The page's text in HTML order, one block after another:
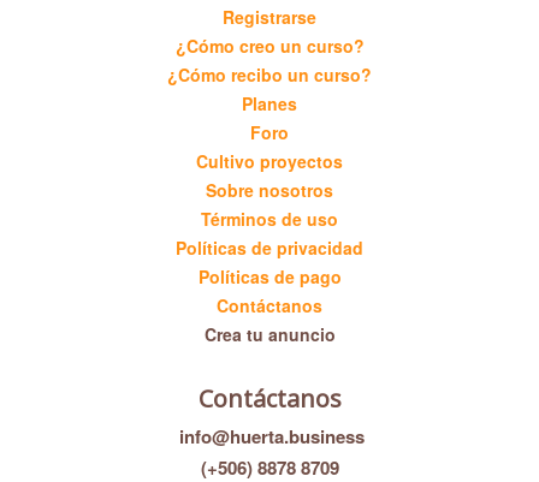
Registrarse
¿Cómo creo un curso?
¿Cómo recibo un curso?
Planes
Foro
Cultivo proyectos
Sobre nosotros
Términos de uso
Políticas de privacidad
Políticas de pago
Contáctanos
Crea tu anuncio
Contáctanos
info@huerta.business
(+506) 8878 8709